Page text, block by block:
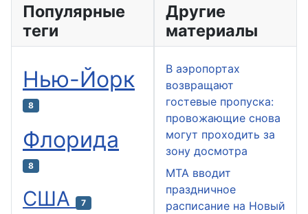
Популярные
теги
Нью-Йорк
8
Флорида
8
США 7
Другие
материалы
В аэропортах
возвращают
гостевые пропуска:
провожающие снова
могут проходить за
зону досмотра
MTA вводит
праздничное
расписание на Новый